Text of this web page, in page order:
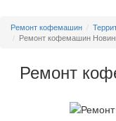
Ремонт кофемашин
Ремонт кофемашин
Ремонт